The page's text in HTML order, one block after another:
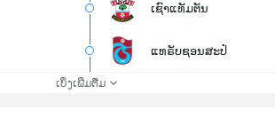
ເຊົາແທັມຕັນ
ແທຣັບຊອນສະປໍ
ເບິ່ງເພີ່ມຕື່ມ